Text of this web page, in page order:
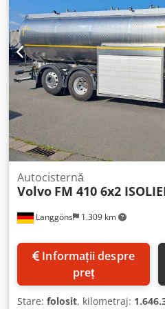
6x2 - Prima înmatriculare:
1.276.640 km - Număr de axe:
Transmisie: automată -
ridicare - Axă de ridicare - Axă
- Aer condiționat - Lungime:
Înălțime: 3300 mm - Greutate
Producător caroserie:
inoxidabil - Volum total
rezervor: 3 - Izolat - Denumire
Pompă centrifugă - MAK 3002
Spălare CIP Csdpfxsynlw Aj Ah
Langgöns 1.309 km
Autocisternă
Volvo FM 410 6x2
preț
Stare: folosit, kilometraj: